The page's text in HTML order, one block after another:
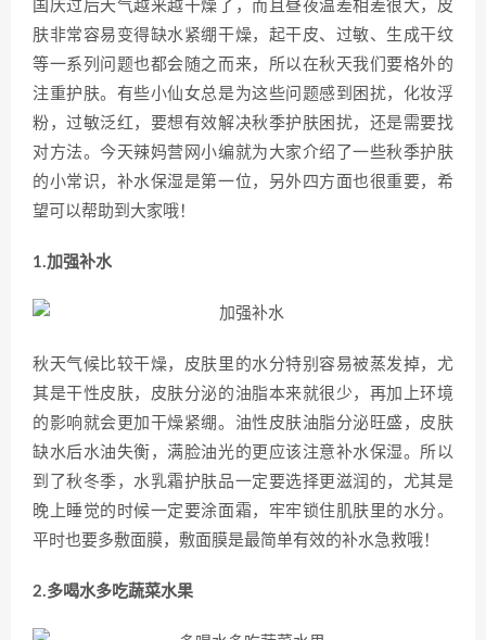
国庆过后天气越来越干燥了，而且昼夜温差相差很大，皮
肤非常容易变得缺水紧绷干燥，起干皮、过敏、生成干纹
等一系列问题也都会随之而来，所以在秋天我们要格外的
注重护肤。有些小仙女总是为这些问题感到困扰，化妆浮
粉，过敏泛红，要想有效解决秋季护肤困扰，还是需要找
对方法。今天辣妈营网小编就为大家介绍了一些秋季护肤
的小常识，补水保湿是第一位，另外四方面也很重要，希
望可以帮助到大家哦！
1.加强补水
秋天气候比较干燥，皮肤里的水分特别容易被蒸发掉，尤
其是干性皮肤，皮肤分泌的油脂本来就很少，再加上环境
的影响就会更加干燥紧绷。油性皮肤油脂分泌旺盛，皮肤
缺水后水油失衡，满脸油光的更应该注意补水保湿。所以
到了秋冬季，水乳霜护肤品一定要选择更滋润的，尤其是
晚上睡觉的时候一定要涂面霜，牢牢锁住肌肤里的水分。
平时也要多敷面膜，敷面膜是最简单有效的补水急救哦！
2.多喝水多吃蔬菜水果